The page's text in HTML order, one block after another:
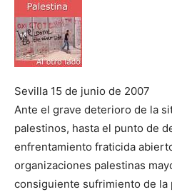
Sevilla 15 de junio de 2007
Ante el grave deterioro de la
palestinos, hasta el punto de
enfrentamiento fraticida
organizaciones palestinas
consiguiente sufrimiento de la